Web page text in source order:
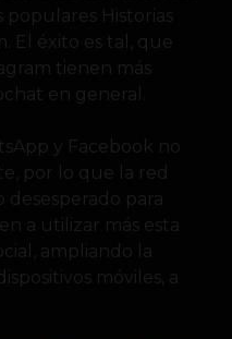
Historias
El éxito es tal, que
tienen más
en general.
y Facebook no
por lo que la red
desesperado para
a utilizar más esta
ampliando la
móviles, a